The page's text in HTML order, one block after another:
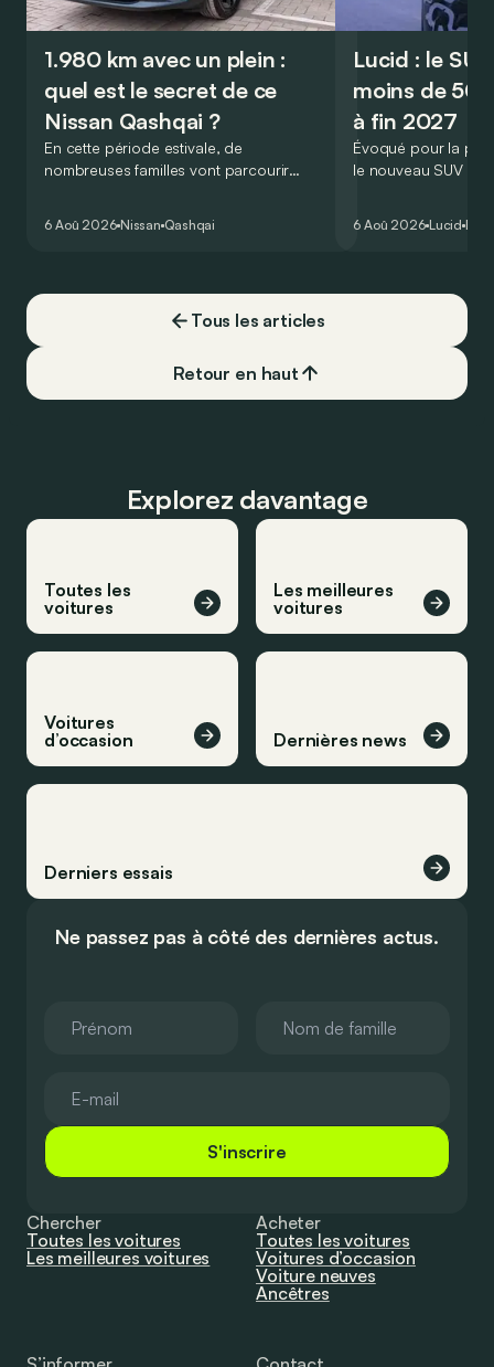
1.980 km avec un plein :
quel est le secret de ce
Nissan Qashqai ?
En cette période estivale, de
nombreuses familles vont parcourir
Qashqai e-Power, il serait possible de
6 Aoû 2026 Nissan Qashqai
Lucid : le
moins de
à fin 2027
Évoqué pour la
le nouveau SUV
l’année 2026.
6 Aoû 2026 Lucid
Tous les articles
Retour en haut
Explorez davantage
Toutes les
voitures
Les meilleures
voitures
Voitures
d’occasion
Dernières news
Derniers essais
Ne passez pas à côté des dernières actus.
S'inscrire
Chercher
Toutes les voitures
Les meilleures voitures
Acheter
Toutes les voitures
Voitures d’occasion
Voiture neuves
Ancêtres